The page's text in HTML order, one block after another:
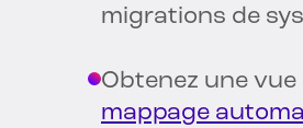
migrations de
Obtenez une
mappage